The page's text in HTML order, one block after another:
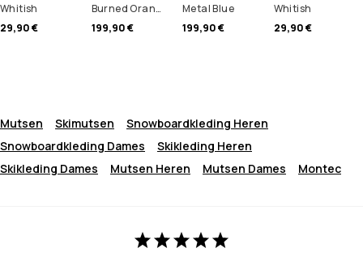
Whitish
29,90 €
Burned Orange
199,90 €
Metal Blue
199,90 €
Whitish
29,90 €
Mutsen Skimutsen
Snowboardkleding Heren
Snowboardkleding Dames
Skikleding Heren
Skikleding Dames
Mutsen Heren Mutsen Dames Montec